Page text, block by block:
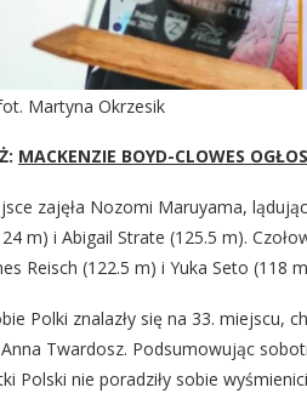
Martyna Okrzesik
MACKENZIE BOYD-CLOWES
zajęła Nozomi Maruyama,
m) i Abigail Strate (125.5 m).
Reisch (122.5 m) i Yuka Seto (118
Polki znalazły się na 33. miejscu,
Twardosz. Podsumowując
Polski nie poradziły sobie